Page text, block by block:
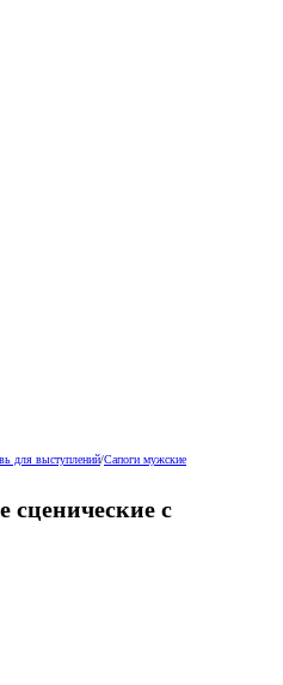
для выступлений/Сапоги мужские
с